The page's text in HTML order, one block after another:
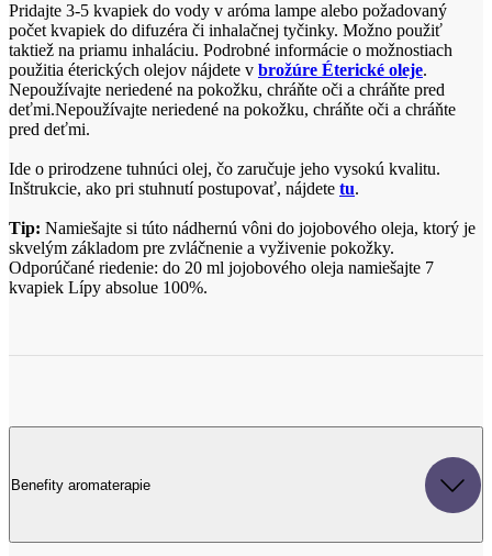
Pridajte 3-5 kvapiek do vody v aróma lampe alebo požadovaný
počet kvapiek do difuzéra či inhalačnej tyčinky. Možno použiť
taktiež na priamu inhaláciu. Podrobné informácie o možnostiach
použitia éterických olejov nájdete v brožúre Éterické oleje.
Nepoužívajte neriedené na pokožku, chráňte oči a chráňte pred
deťmi.Nepoužívajte neriedené na pokožku, chráňte oči a chráňte
pred deťmi.
Ide o prirodzene tuhnúci olej, čo zaručuje jeho vysokú kvalitu.
Inštrukcie, ako pri stuhnutí postupovať, nájdete tu.
Tip: Namiešajte si túto nádhernú vôni do jojobového oleja, ktorý je
skvelým základom pre zvláčnenie a vyživenie pokožky.
Odporúčané riedenie: do 20 ml jojobového oleja namiešajte 7
kvapiek Lípy absolue 100%.
Benefity aromaterapie